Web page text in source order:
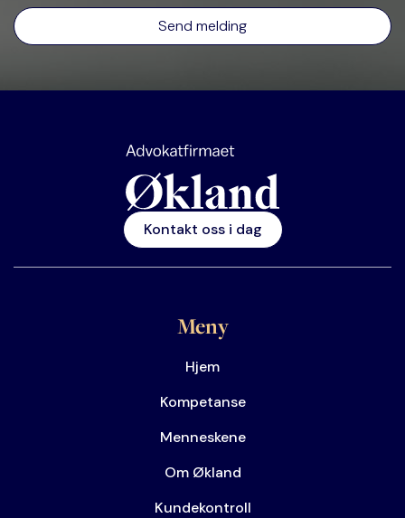
Kontakt oss i dag
Meny
Hjem
Kompetanse
Menneskene
Om Økland
Kundekontroll